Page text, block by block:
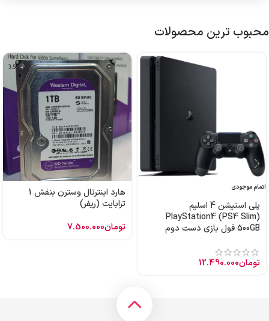
محبوب ترین محصولات
اتمام موجودی
پلی استیشن 4 اسلیم
PlayStation4 (PS4 Slim)
500GB فول بازی دست دوم
تومان12.490.000
هارد اینترنال وسترن بنفش 1
ترابایت (ریفر)
تومان7.500.000